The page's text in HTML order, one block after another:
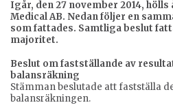
Igår, den 27 november 2014,
Medical AB. Nedan följer en
som fattades. Samtliga beslut
majoritet.
Beslut om fastställande av
balansräkning
Stämman beslutade att fastställa
balansräkningen.